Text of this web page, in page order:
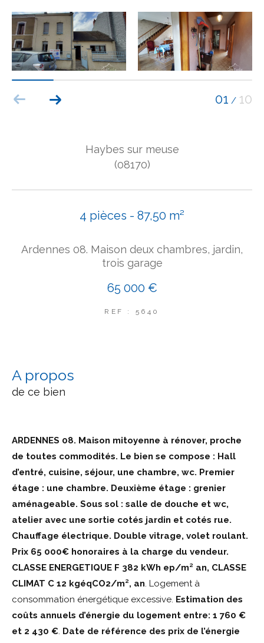
01 / 10
Haybes sur meuse
(08170)
4 pièces - 87,50 m²
Ardennes 08. Maison deux chambres, jardin,
trois garage
65 000 €
REF : 5640
a propos
de ce bien
ARDENNES 08. Maison mitoyenne à rénover, proche
de toutes commodités. Le bien se compose : Hall
d’entré, cuisine, séjour, une chambre, wc. Premier
étage : une chambre. Deuxième étage : grenier
aménageable. Sous sol : salle de douche et wc,
atelier avec une sortie cotés jardin et cotés rue.
Chauffage électrique. Double vitrage, volet roulant.
Prix 65 000€ honoraires à la charge du vendeur.
CLASSE ENERGETIQUE F 382 kWh ep/m² an, CLASSE
CLIMAT C 12 kgéqCO2/m², an . Logement à
consommation énergétique excessive. Estimation des
coûts annuels d’énergie du logement entre: 1 760 €
et 2 430 € Date de référence des prix de l’énergie
AFFINER LES CRITÈRES
TERRASSE PARKING PISCINE